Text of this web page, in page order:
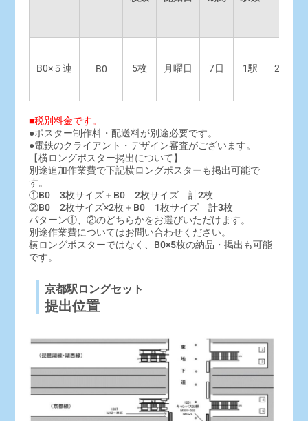
B0×５連 B0 5枚 月曜日 7日 1駅
■税別料金です。
●ポスター制作料・配送料が別途必要です。
●電鉄のクライアント・デザイン審査がございます。
【横ロングポスター掲出について】
別途追加作業費で下記横ロングポスターも掲出可能で
す。
①B0 3枚サイズ＋B0 2枚サイズ 計2枚
②B0 2枚サイズ×2枚＋B0 1枚サイズ 計3枚
パターン①、②のどちらかをお選びいただけます。
別途作業費についてはお問い合わせください。
横ロングポスターではなく、B0×5枚の納品・掲出も可能
です。
京都駅ロングセット
提出位置